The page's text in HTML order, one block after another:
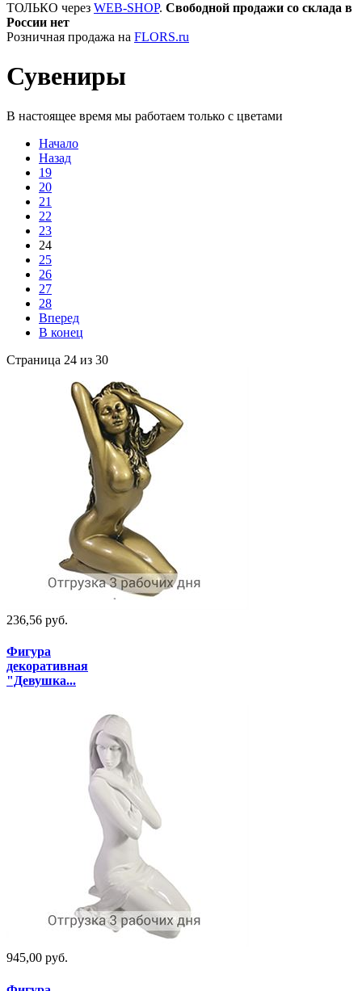
ТОЛЬКО через WEB-SHOP. Свободной продажи со склада в
России нет
Розничная продажа на FLORS.ru
Сувениры
В настоящее время мы работаем только с цветами
Начало
Назад
19
20
21
22
23
24
25
26
27
28
Вперед
В конец
Страница 24 из 30
236,56 руб.
Фигура
декоративная
"Девушка...
945,00 руб.